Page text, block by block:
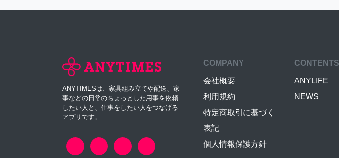
ANYTIMESは、家具組み立てや配送、家
事などの日常のちょっとした用事を依頼
したい人と、仕事をしたい人をつなげる
アプリです。
COMPANY
会社概要
利用規約
特定商取引に基づく
表記
個人情報保護方針
CONTENTS
ANYLIFE
NEWS